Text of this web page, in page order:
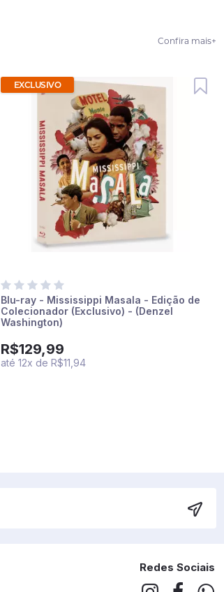
Confira mais+
EXCLUSIVO
Blu-ray - Mississippi Masala - Edição de
Colecionador (Exclusivo) - (Denzel
Washington)
R$129,99
até 12x de R$11,94
Redes Sociais